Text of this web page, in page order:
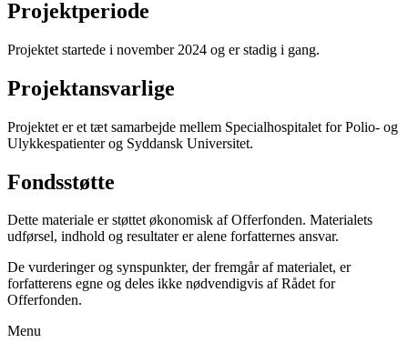
Projektperiode
Projektet startede i november 2024 og er stadig i gang.
Projektansvarlige
Projektet er et tæt samarbejde mellem Specialhospitalet for Polio- og
Ulykkespatienter og Syddansk Universitet.
Fondsstøtte
Dette materiale er støttet økonomisk af Offerfonden. Materialets
udførsel, indhold og resultater er alene forfatternes ansvar.
De vurderinger og synspunkter, der fremgår af materialet, er
forfatterens egne og deles ikke nødvendigvis af Rådet for
Offerfonden.
Menu